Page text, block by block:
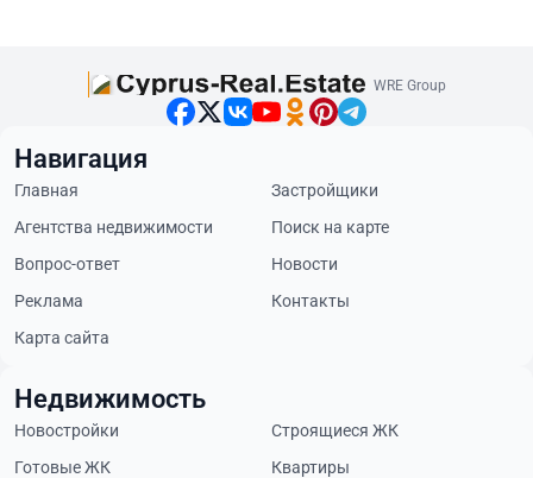
WRE Group
Навигация
Главная
Застройщики
Агентства недвижимости
Поиск на карте
Вопрос-ответ
Новости
Реклама
Контакты
Карта сайта
Недвижимость
Новостройки
Строящиеся ЖК
Готовые ЖК
Квартиры